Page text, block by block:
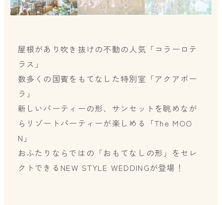
屋根があり吹き抜けの不動の人気「コラーロテ
ラス」
数多くの国賓をもてなした特別室「アクアポー
ラ」
新しいパーティーの形、サンセットを眺めなが
らリゾートパーティーが楽しめる「The MOO
N」
おふたりならではの「おもてなしの形」をセレ
クトできるNEW STYLE WEDDINGが登場！